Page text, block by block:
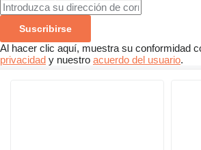
Suscribirse
Al hacer clic aquí, muestra su conformidad
privacidad y nuestro acuerdo del usuario.